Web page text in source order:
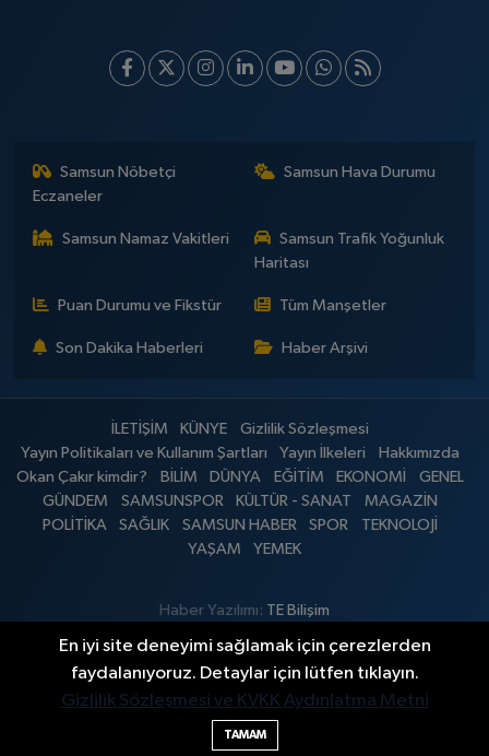
Samsun Nöbetçi
Eczaneler
Samsun Hava Durumu
Samsun Namaz Vakitleri
Samsun Trafik Yoğunluk
Haritası
Puan Durumu ve Fikstür Tüm Manşetler
Son Dakika Haberleri Haber Arşivi
İLETİŞİM KÜNYE
Gizlilik Sözleşmesi
Yayın Politikaları ve Kullanım Şartları
Yayın İlkeleri
Hakkımızda
Okan Çakır kimdir?
BİLİM DÜNYA EĞİTİM EKONOMİ
GENEL
GÜNDEM
SAMSUNSPOR KÜLTÜR - SANAT
MAGAZİN
POLİTİKA
SAĞLIK SAMSUN HABER SPOR
TEKNOLOJİ
YAŞAM
YEMEK
Haber Yazılımı: TE Bilişim
En iyi site deneyimi sağlamak için çerezlerden
faydalanıyoruz. Detaylar için lütfen tıklayın.
Gizlilik Sözleşmesi ve KVKK Aydınlatma Metni
TAMAM